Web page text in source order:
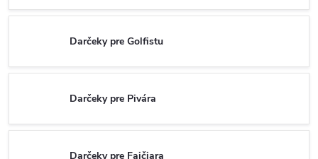
Darčeky pre Golfistu
Darčeky pre Pivára
Darčeky pre Fajčiara